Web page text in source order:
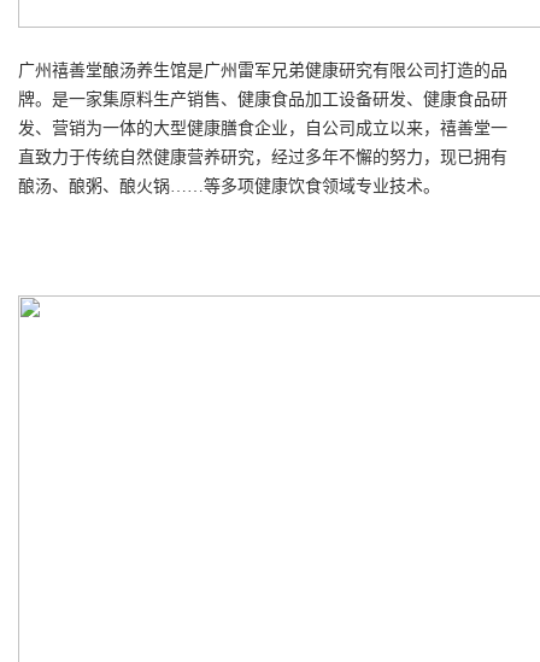
广州禧善堂酿汤养生馆是广州雷军兄弟健康研究有限公司打造的品
牌。是一家集原料生产销售、健康食品加工设备研发、健康食品研
发、营销为一体的大型健康膳食企业，自公司成立以来，禧善堂一
直致力于传统自然健康营养研究，经过多年不懈的努力，现已拥有
酿汤、酿粥、酿火锅……等多项健康饮食领域专业技术。